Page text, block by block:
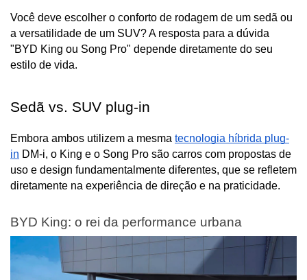
Você deve escolher o conforto de rodagem de um sedã ou
a versatilidade de um SUV? A resposta para a dúvida
"BYD King ou Song Pro" depende diretamente do seu
estilo de vida.
Sedã vs. SUV plug-in
Embora ambos utilizem a mesma tecnologia híbrida plug-
in DM-i, o King e o Song Pro são carros com propostas de
uso e design fundamentalmente diferentes, que se refletem
diretamente na experiência de direção e na praticidade.
BYD King: o rei da performance urbana